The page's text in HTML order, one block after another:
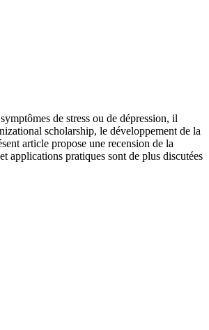
de stress ou de dépression, il
scholarship, le développement de la
article propose une recension de la
applications pratiques sont de plus discutées